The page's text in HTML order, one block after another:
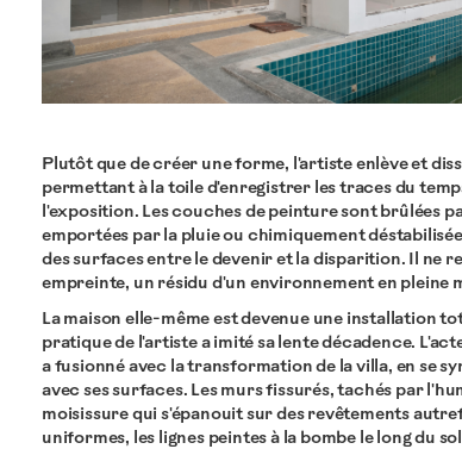
Plutôt que de créer une forme, l'artiste enlève et
permettant à la toile d'enregistrer les traces du
l'exposition. Les couches de peinture sont brûlées
emportées par la pluie ou chimiquement
des surfaces entre le devenir et la disparition. Il ne
empreinte, un résidu d'un environnement en pleine
La maison elle-même est devenue une installation
pratique de l'artiste a imité sa lente décadence.
a fusionné avec la transformation de la villa, en se
avec ses surfaces. Les murs fissurés, tachés par
moisissure qui s'épanouit sur des revêtements
uniformes, les lignes peintes à la bombe le long du